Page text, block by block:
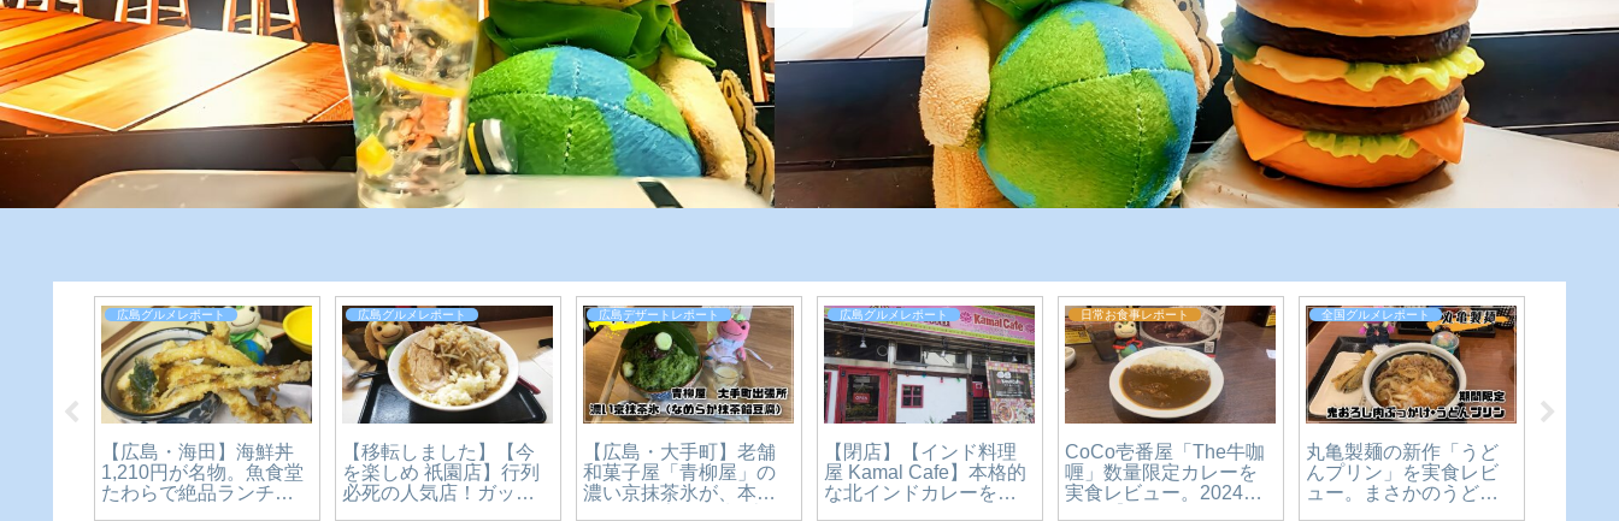
広島グルメレポート
【広島・海田】海鮮丼
1,210円が名物。魚食堂
たわらで絶品ランチを
広島グルメレポート
【移転しました】【今
を楽しめ 祇園店】行列
必死の人気店！ガッツ
広島デザートレポート
【広島・大手町】老舗
和菓子屋「青柳屋」の
濃い京抹茶氷が、本気
広島グルメレポート
【閉店】【インド料理
屋 Kamal Cafe】本格的
な北インドカレーを楽
日常お食事レポート
CoCo壱番屋「The牛咖
喱」数量限定カレーを
実食レビュー。2024年
全国グルメレポート
丸亀製麺の新作「うど
んプリン」を実食レビ
ュー。まさかのうどん×